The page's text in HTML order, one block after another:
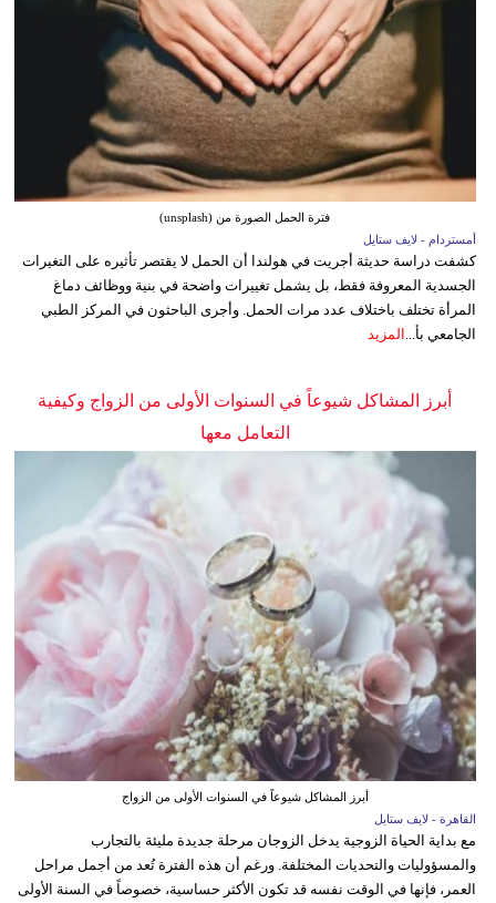
فترة الحمل الصورة من (unsplash)
أمستردام - لايف ستايل
كشفت دراسة حديثة أجريت في هولندا أن الحمل لا يقتصر تأثيره على التغيرات
الجسدية المعروفة فقط، بل يشمل تغييرات واضحة في بنية ووظائف دماغ
المرأة تختلف باختلاف عدد مرات الحمل. وأجرى الباحثون في المركز الطبي
الجامعي بأ... المزيد
أبرز المشاكل شيوعاً في السنوات الأولى من الزواج وكيفية
التعامل معها
أبرز المشاكل شيوعاً في السنوات الأولى من الزواج
القاهرة - لايف ستايل
مع بداية الحياة الزوجية يدخل الزوجان مرحلة جديدة مليئة بالتجارب
والمسؤوليات والتحديات المختلفة. ورغم أن هذه الفترة تُعد من أجمل مراحل
العمر، فإنها في الوقت نفسه قد تكون الأكثر حساسية، خصوصاً في السنة الأولى